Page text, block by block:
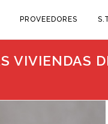
PROVEEDORES
VIVIENDAS